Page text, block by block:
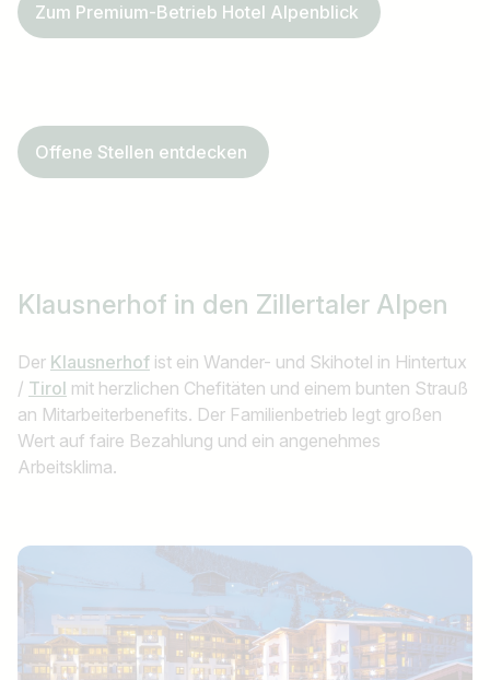
Zum Premium-Betrieb Hotel Alpenblick
Offene Stellen entdecken
Klausnerhof in den Zillertaler Alpen
Der Klausnerhof ist ein Wander- und Skihotel in Hintertux
/ Tirol mit herzlichen Chefitäten und einem bunten Strauß
an Mitarbeiterbenefits. Der Familienbetrieb legt großen
Wert auf faire Bezahlung und ein angenehmes
Arbeitsklima.